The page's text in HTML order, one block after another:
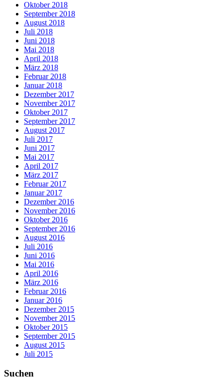
Oktober 2018
September 2018
August 2018
Juli 2018
Juni 2018
Mai 2018
April 2018
März 2018
Februar 2018
Januar 2018
Dezember 2017
November 2017
Oktober 2017
September 2017
August 2017
Juli 2017
Juni 2017
Mai 2017
April 2017
März 2017
Februar 2017
Januar 2017
Dezember 2016
November 2016
Oktober 2016
September 2016
August 2016
Juli 2016
Juni 2016
Mai 2016
April 2016
März 2016
Februar 2016
Januar 2016
Dezember 2015
November 2015
Oktober 2015
September 2015
August 2015
Juli 2015
Suchen